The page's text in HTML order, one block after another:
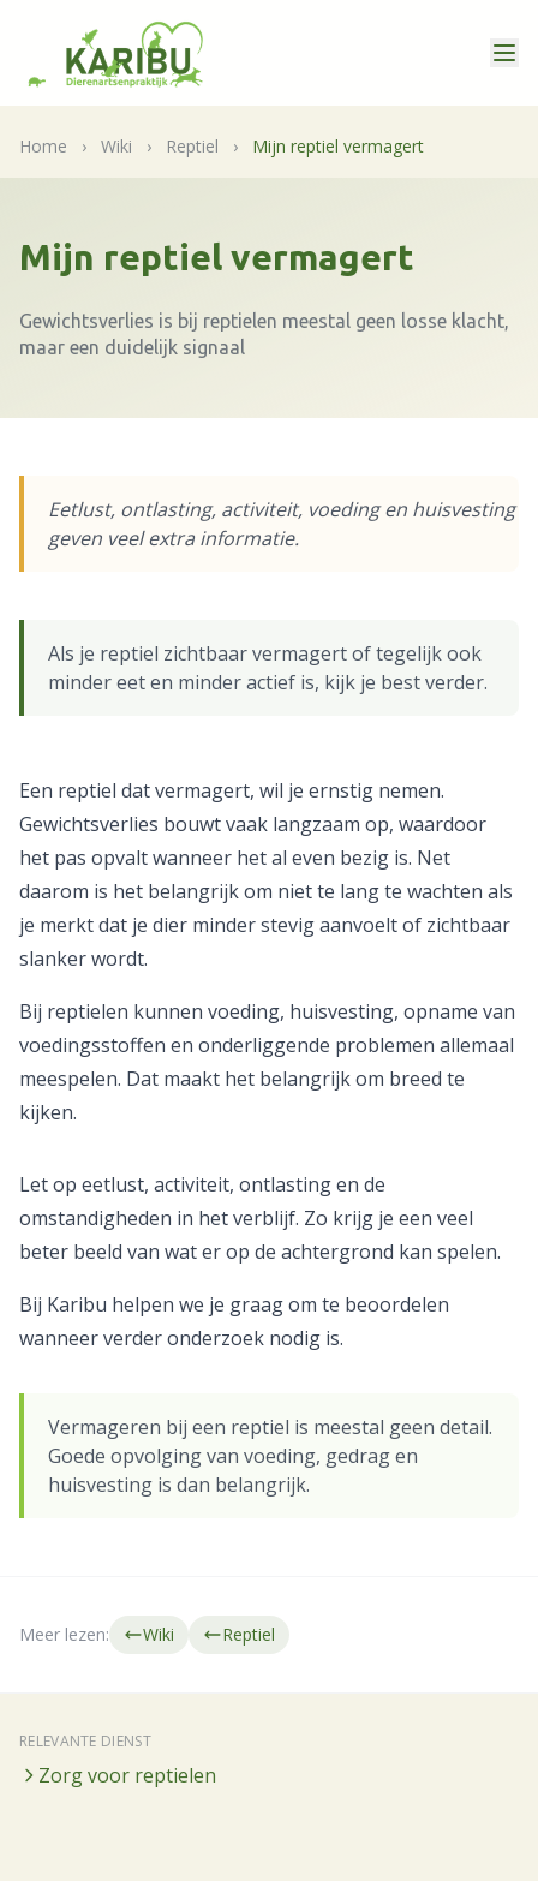
Home › Wiki › Reptiel › Mijn reptiel vermagert
Mijn reptiel vermagert
Gewichtsverlies is bij reptielen meestal geen losse klacht,
maar een duidelijk signaal
Eetlust, ontlasting, activiteit, voeding en huisvesting
geven veel extra informatie.
Als je reptiel zichtbaar vermagert of tegelijk ook
minder eet en minder actief is, kijk je best verder.
Een reptiel dat vermagert, wil je ernstig nemen.
Gewichtsverlies bouwt vaak langzaam op, waardoor
het pas opvalt wanneer het al even bezig is. Net
daarom is het belangrijk om niet te lang te wachten als
je merkt dat je dier minder stevig aanvoelt of zichtbaar
slanker wordt.
Bij reptielen kunnen voeding, huisvesting, opname van
voedingsstoffen en onderliggende problemen allemaal
meespelen. Dat maakt het belangrijk om breed te
kijken.
Let op eetlust, activiteit, ontlasting en de
omstandigheden in het verblijf. Zo krijg je een veel
beter beeld van wat er op de achtergrond kan spelen.
Bij Karibu helpen we je graag om te beoordelen
wanneer verder onderzoek nodig is.
Vermageren bij een reptiel is meestal geen detail.
Goede opvolging van voeding, gedrag en
huisvesting is dan belangrijk.
Meer lezen: Wiki Reptiel
RELEVANTE DIENST
Zorg voor reptielen